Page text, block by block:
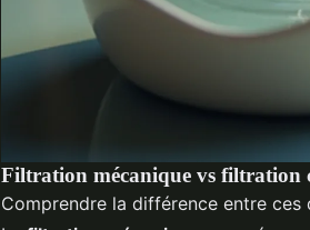
Filtration mécanique vs filtration
Comprendre la différence entre